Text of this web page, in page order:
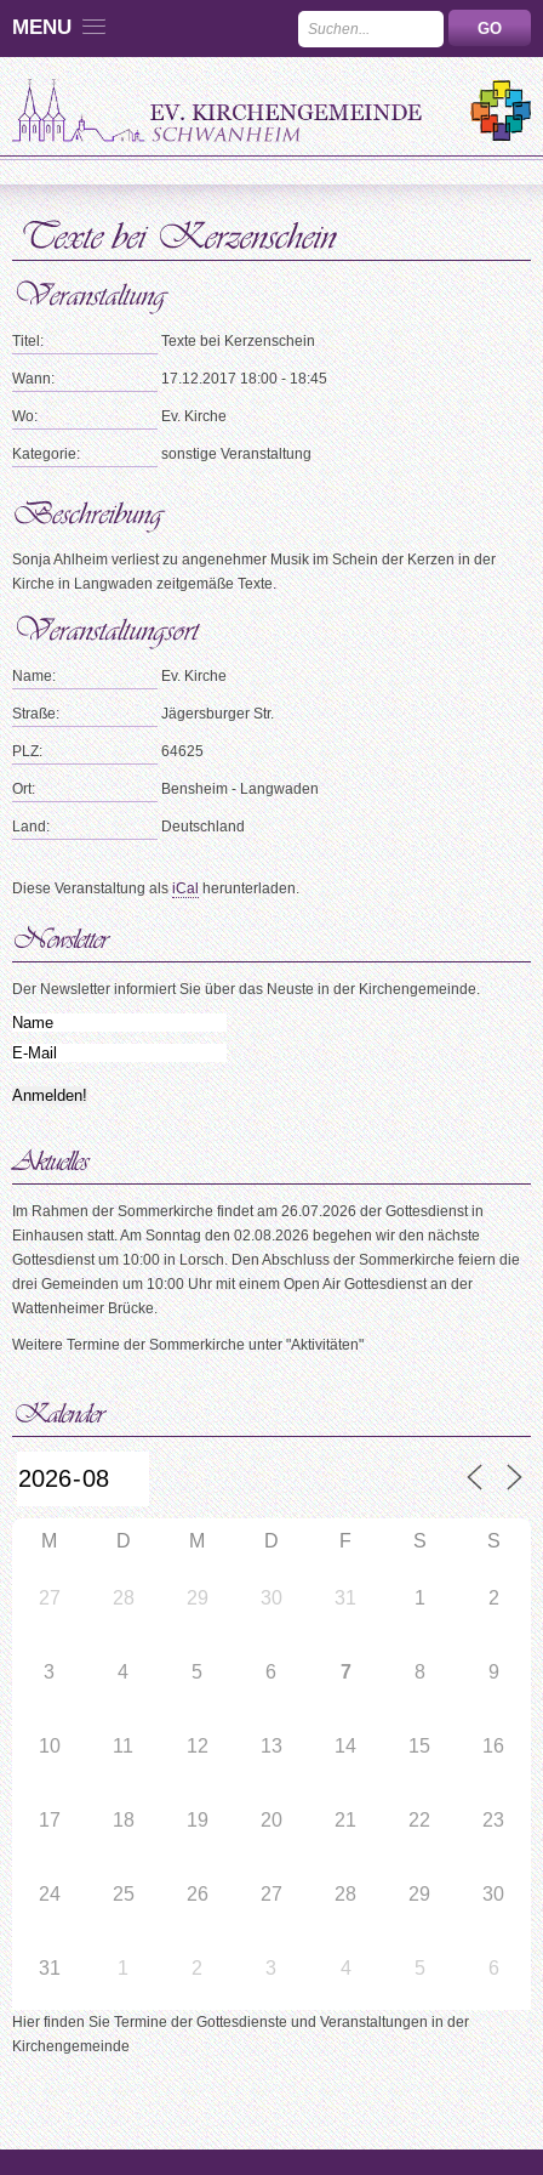
MENU
Titel: Texte bei Kerzenschein
Wann: 17.12.2017 18:00 - 18:45
Wo: Ev. Kirche
Kategorie: sonstige Veranstaltung
Sonja Ahlheim verliest zu angenehmer Musik im Schein der Kerzen in der
Kirche in Langwaden zeitgemäße Texte.
Name: Ev. Kirche
Straße: Jägersburger Str.
PLZ: 64625
Ort: Bensheim - Langwaden
Land: Deutschland
Diese Veranstaltung alsiCalherunterladen.
Der Newsletter informiert Sie über das Neuste in der Kirchengemeinde.
Im Rahmen der Sommerkirche findet am 26.07.2026 der Gottesdienst in
Einhausen statt. Am Sonntag den 02.08.2026 begehen wir den nächste
Gottesdienst um 10:00 in Lorsch. Den Abschluss der Sommerkirche feiern die
drei Gemeinden um 10:00 Uhr mit einem Open Air Gottesdienst an der
Wattenheimer Brücke.
Weitere Termine der Sommerkirche unter "Aktivitäten"
M D M D F S S
27 28 29 30 31 1 2
3 4 5 6 7 8 9
10 11 12 13 14 15 16
17 18 19 20 21 22 23
24 25 26 27 28 29 30
31 1 2 3 4 5 6
Hier finden Sie Termine der Gottesdienste und Veranstaltungen in der
Kirchengemeinde